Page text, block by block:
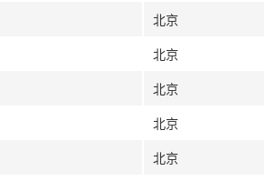
北京
北京
北京
北京
北京